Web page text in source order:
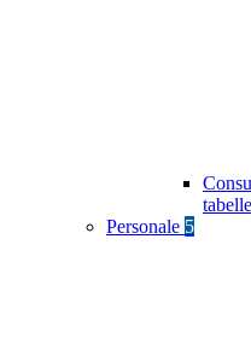
Personale 5